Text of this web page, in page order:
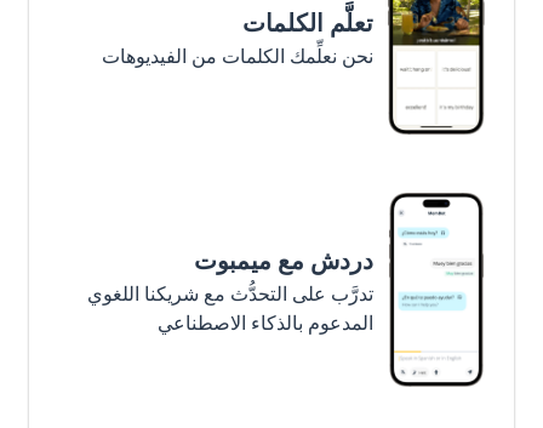
تعلَّم الكلمات
نحن نعلِّمك الكلمات من الفيديوهات
دردش مع ميمبوت
تدرَّب على التحدُّث مع شريكنا اللغوي
المدعوم بالذكاء الاصطناعي